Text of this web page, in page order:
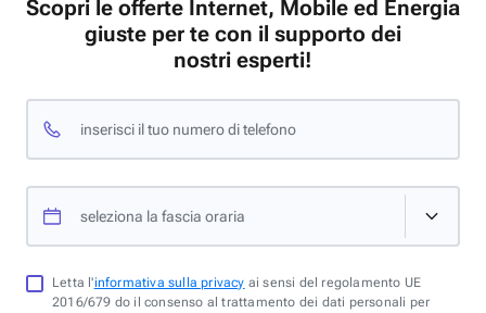
Scopri le offerte Internet, Mobile ed Energia
giuste per te con il supporto dei
nostri esperti!
inserisci il tuo numero di telefono
seleziona la fascia oraria
Letta l'informativa sulla privacy ai sensi del regolamento UE
2016/679 do il consenso al trattamento dei dati personali per